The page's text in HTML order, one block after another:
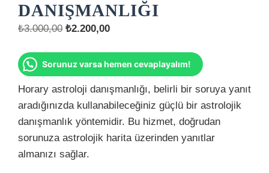
DANIŞMANLIĞI
₺3.000,00 Orijinal
₺3.000,00.
₺2.200,00Şu
fiyat:
₺2.200,00.
Sorunuz varsa hemen cevaplayalım!
Horary astroloji danışmanlığı, belirli bir soruya yanıt
aradığınızda kullanabileceğiniz güçlü bir astrolojik
danışmanlık yöntemidir. Bu hizmet, doğrudan
sorunuza astrolojik harita üzerinden yanıtlar
almanızı sağlar.